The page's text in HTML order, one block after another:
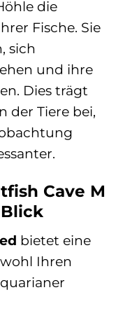
die
Fische. Sie
sich
und ihre
Dies trägt
der Tiere bei,
Cave M
bietet eine
Ihren